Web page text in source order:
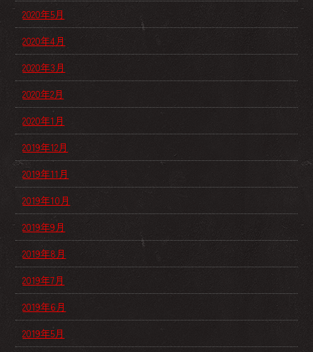
2020年5月
2020年4月
2020年3月
2020年2月
2020年1月
2019年12月
2019年11月
2019年10月
2019年9月
2019年8月
2019年7月
2019年6月
2019年5月